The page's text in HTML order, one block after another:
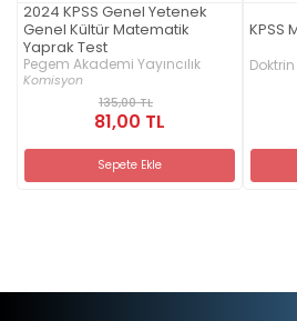
2024 KPSS Genel Yetenek
Genel Kültür Matematik
Yaprak Test
Pegem Akademi Yayıncılık
Komisyon
135,00 TL
81,00 TL
Sepete Ekle
KPSS
Doktrin